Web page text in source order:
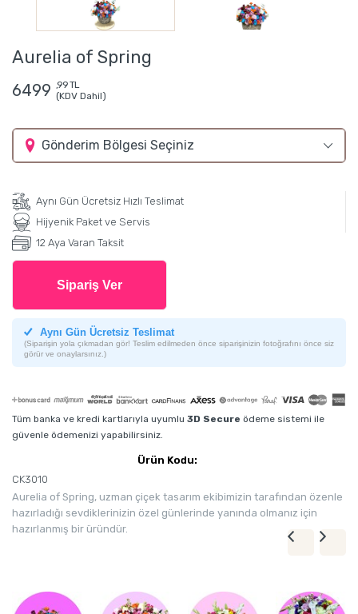
Aurelia of Spring
6499 ,99 TL
(KDV Dahil)
Gönderim Bölgesi Seçiniz
Aynı Gün Ücretsiz Hızlı Teslimat
Hijyenik Paket ve Servis
12 Aya Varan Taksit
Sipariş Ver
Aynı Gün Ücretsiz Teslimat
(Siparişin yola çıkmadan gör! Teslim edilmeden önce siparişinizin fotoğrafını önce siz
görür ve onaylarsınız.)
Tüm banka ve kredi kartlarıyla uyumlu 3D Secure ödeme sistemi ile
güvenle ödemenizi yapabilirsiniz.
Ürün Kodu:
CK3010
Aurelia of Spring, uzman çiçek tasarım ekibimizin tarafından özenle
hazırladığı sevdiklerinizin özel günlerinde yanında olmanız için
hazırlanmış bir üründür.